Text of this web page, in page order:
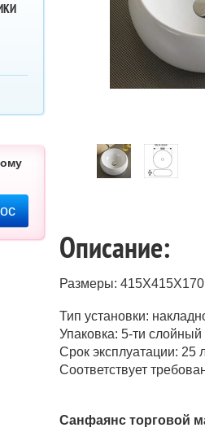
Описание:
Размеры:
Тип установки:
Упаковка: 5-ти слойный
Срок эксплуатации: 25
Соответствует
Санфаянс торговой